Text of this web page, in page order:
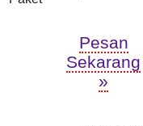
Pesan
Sekarang
»